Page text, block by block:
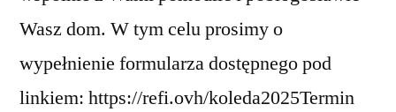
Wasz dom. W tym celu prosimy o
wypełnienie formularza dostępnego pod
linkiem: https://refi.ovh/koleda2025Termin